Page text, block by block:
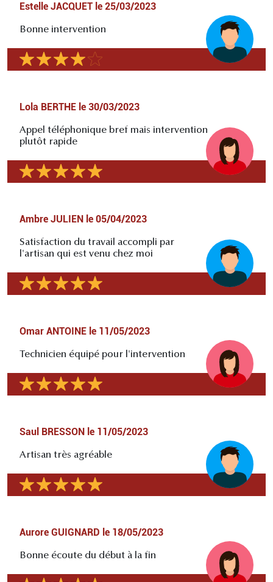
Estelle JACQUET le 25/03/2023
Bonne intervention
Lola BERTHE le 30/03/2023
Appel téléphonique bref mais intervention
plutôt rapide
Ambre JULIEN le 05/04/2023
Satisfaction du travail accompli par
l'artisan qui est venu chez moi
Omar ANTOINE le 11/05/2023
Technicien équipé pour l'intervention
Saul BRESSON le 11/05/2023
Artisan très agréable
Aurore GUIGNARD le 18/05/2023
Bonne écoute du début à la fin